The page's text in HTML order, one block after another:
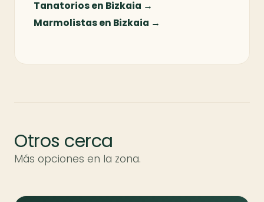
Tanatorios en Bizkaia →
Marmolistas en Bizkaia →
Otros cerca
Más opciones en la zona.